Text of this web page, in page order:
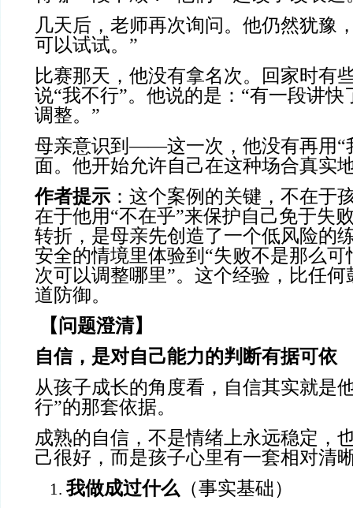
几天后，老师再次询问。他仍然犹豫
可以试试。”
比赛那天，他没有拿名次。回家时有
说“我不行”。他说的是：“有一段讲
调整。”
母亲意识到——这一次，他没有再用“
面。他开始允许自己在这种场合真实
作者提示 ：这个案例的关键，不在于
在于他用“不在乎”来保护自己免于失
转折，是母亲先创造了一个低风险的
安全的情境里体验到“失败不是那么
次可以调整哪里”。这个经验，比任
道防御。
【问题澄清】
自信，是对自己能力的判断有据可依
从孩子成长的角度看，自信其实就是
行”的那套依据。
成熟的自信，不是情绪上永远稳定，
己很好，而是孩子心里有一套相对清
我做成过什么 （事实基础）